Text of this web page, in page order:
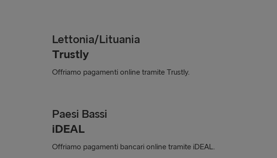
Lettonia/Lituania
Trustly
Offriamo pagamenti online tramite Trustly.
Paesi Bassi
iDEAL
Offriamo pagamenti bancari online tramite iDEAL.